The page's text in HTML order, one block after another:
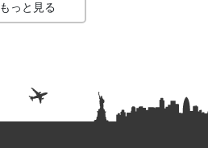
もっと見る